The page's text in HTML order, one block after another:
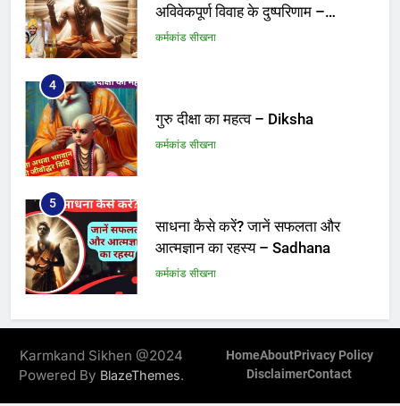
अविवेकपूर्ण विवाह के दुष्परिणाम –
Brahmanatva
कर्मकांड सीखना
4
गुरु दीक्षा का महत्व – Diksha
कर्मकांड सीखना
5
साधना कैसे करें? जानें सफलता और
आत्मज्ञान का रहस्य – Sadhana
कर्मकांड सीखना
6
अभिशाप : Ghatak Karmkand
Karmkand Sikhen @2024
Powered By BlazeThemes.
HomeAboutPrivacy Policy
DisclaimerContact